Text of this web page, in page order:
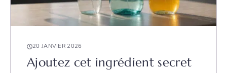
20 JANVIER 2026
Ajoutez cet ingrédient secret